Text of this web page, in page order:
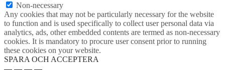
Non-necessary
Any cookies that may not be particularly necessary for the website
to function and is used specifically to collect user personal data via
analytics, ads, other embedded contents are termed as non-necessary
cookies. It is mandatory to procure user consent prior to running
these cookies on your website.
SPARA OCH ACCEPTERA